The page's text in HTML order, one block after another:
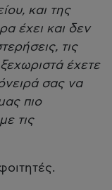
και της
έχει και δεν
τις
έχετε
σας να
πιο
τις